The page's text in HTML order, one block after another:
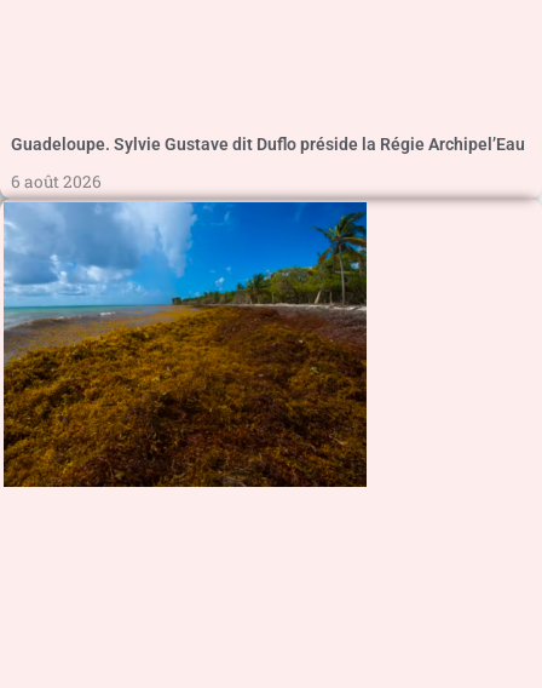
Guadeloupe. Sylvie Gustave dit Duflo préside la Régie Archipel’Eau
6 août 2026